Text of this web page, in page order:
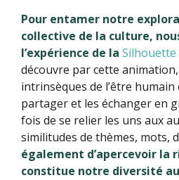
Pour entamer notre
collective de la culture,
l’expérience de la
découvre par cette
intrinsèques de l’être
partager et les échanger en
fois de se relier les uns aux
similitudes de thèmes, mots,
également d’apercevoir la
constitue notre diversité